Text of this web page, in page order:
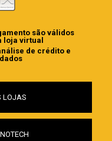
são válidos
loja virtual
de crédito e
LOJAS